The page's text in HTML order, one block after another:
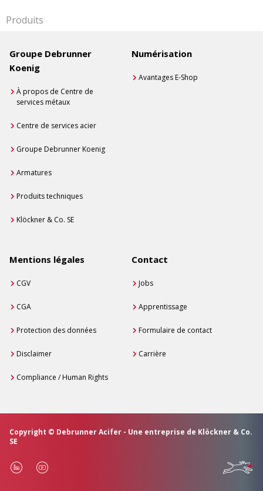
Produits
Groupe Debrunner
Koenig
À propos de Centre de
services métaux
Centre de services acier
Groupe Debrunner Koenig
Armatures
Produits techniques
Klöckner & Co. SE
Numérisation
Avantages E-Shop
Mentions légales
CGV
CGA
Protection des données
Disclaimer
Compliance / Human Rights
Contact
Jobs
Apprentissage
Formulaire de contact
Carrière
Copyright © Debrunner Acifer - Une entreprise de Klöckner & Co.
SE